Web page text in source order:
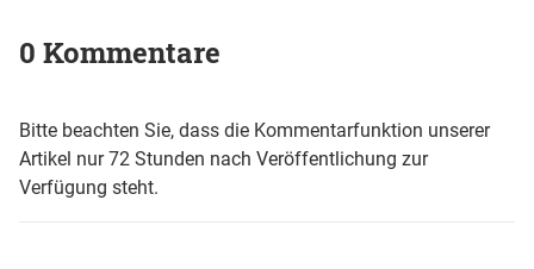
0 Kommentare
Bitte beachten Sie, dass die Kommentarfunktion unserer
Artikel nur 72 Stunden nach Veröffentlichung zur
Verfügung steht.